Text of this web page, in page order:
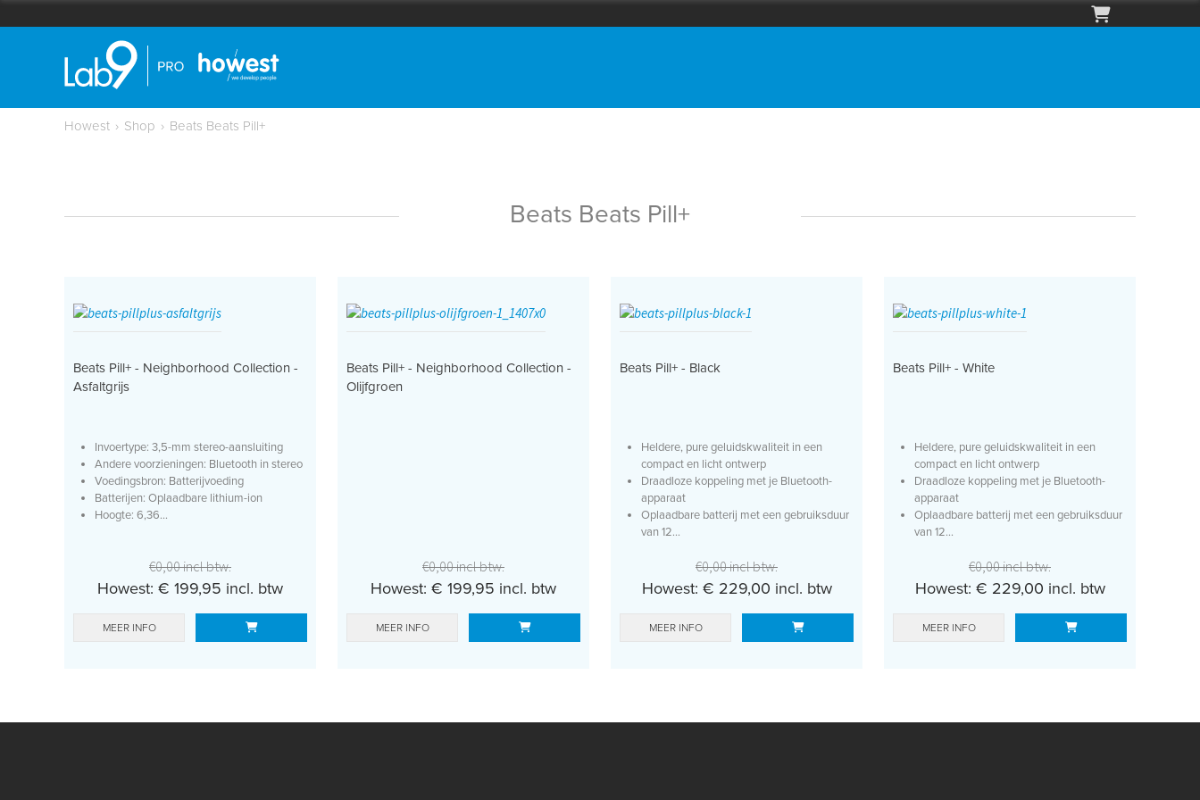
Howest › Shop › Beats Beats Pill+
Beats Beats Pill+
Beats Pill+ - Neighborhood Collection -
Asfaltgrijs
Invoertype: 3,5-mm stereo-aansluiting
Andere voorzieningen: Bluetooth in stereo
Voedingsbron: Batterijvoeding
Batterijen: Oplaadbare lithium-ion
Hoogte: 6,36...
€0,00 incl btw.
Howest: € 199,95 incl. btw
MEER INFO
Beats Pill+ - Neighborhood Collection -
Olijfgroen
€0,00 incl btw.
Howest: € 199,95 incl. btw
MEER INFO
Beats Pill+ - Black
Heldere, pure geluidskwaliteit in een
compact en licht ontwerp
Draadloze koppeling met je Bluetooth-
apparaat
Oplaadbare batterij met een gebruiksduur
van 12...
€0,00 incl btw.
Howest: € 229,00 incl. btw
MEER INFO
Beats Pill+ - White
Heldere, pure geluidskwaliteit in een
compact en licht ontwerp
Draadloze koppeling met je Bluetooth-
apparaat
Oplaadbare batterij met een gebruiksduur
van 12...
€0,00 incl btw.
Howest: € 229,00 incl. btw
MEER INFO